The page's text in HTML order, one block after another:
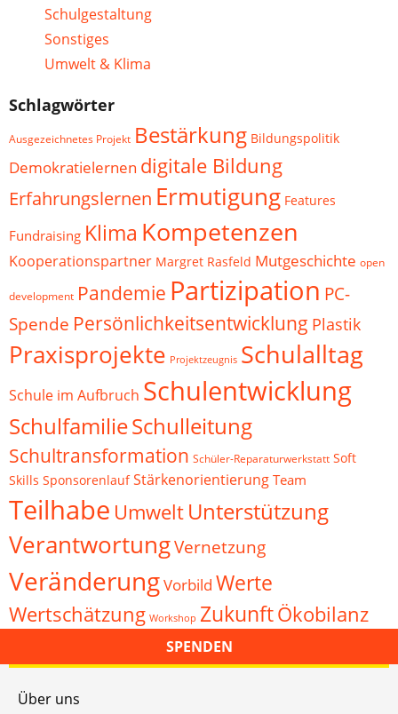
Schulgestaltung
Sonstiges
Umwelt & Klima
Schlagwörter
Ausgezeichnetes Projekt Bestärkung Bildungspolitik
Demokratielernen digitale Bildung
Erfahrungslernen Ermutigung Features
Fundraising Klima Kompetenzen
Kooperationspartner Margret Rasfeld Mutgeschichte open
development Pandemie Partizipation PC-
Spende Persönlichkeitsentwicklung Plastik
Praxisprojekte Projektzeugnis Schulalltag
Schule im Aufbruch Schulentwicklung
SchulfamilieSchulleitung
Schultransformation Schüler-Reparaturwerkstatt Soft
Skills Sponsorenlauf Stärkenorientierung Team
Teilhabe Umwelt Unterstützung
VerantwortungVernetzung
VeränderungVorbild Werte
Wertschätzung Workshop ZukunftÖkobilanz
SPENDEN
Über uns